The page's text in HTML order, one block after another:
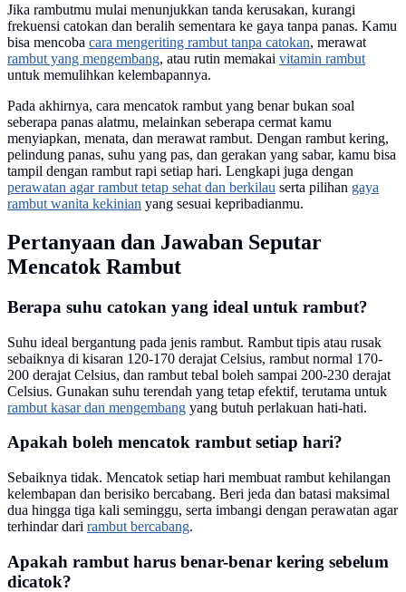
Jika rambutmu mulai menunjukkan tanda kerusakan, kurangi
frekuensi catokan dan beralih sementara ke gaya tanpa panas. Kamu
bisa mencoba cara mengeriting rambut tanpa catokan, merawat
rambut yang mengembang, atau rutin memakai vitamin rambut
untuk memulihkan kelembapannya.
Pada akhirnya, cara mencatok rambut yang benar bukan soal
seberapa panas alatmu, melainkan seberapa cermat kamu
menyiapkan, menata, dan merawat rambut. Dengan rambut kering,
pelindung panas, suhu yang pas, dan gerakan yang sabar, kamu bisa
tampil dengan rambut rapi setiap hari. Lengkapi juga dengan
perawatan agar rambut tetap sehat dan berkilau serta pilihan gaya
rambut wanita kekinian yang sesuai kepribadianmu.
Pertanyaan dan Jawaban Seputar
Mencatok Rambut
Berapa suhu catokan yang ideal untuk rambut?
Suhu ideal bergantung pada jenis rambut. Rambut tipis atau rusak
sebaiknya di kisaran 120-170 derajat Celsius, rambut normal 170-
200 derajat Celsius, dan rambut tebal boleh sampai 200-230 derajat
Celsius. Gunakan suhu terendah yang tetap efektif, terutama untuk
rambut kasar dan mengembang yang butuh perlakuan hati-hati.
Apakah boleh mencatok rambut setiap hari?
Sebaiknya tidak. Mencatok setiap hari membuat rambut kehilangan
kelembapan dan berisiko bercabang. Beri jeda dan batasi maksimal
dua hingga tiga kali seminggu, serta imbangi dengan perawatan agar
terhindar dari rambut bercabang.
Apakah rambut harus benar-benar kering sebelum
dicatok?